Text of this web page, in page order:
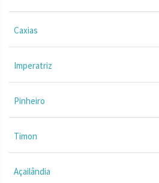
Caxias
Imperatriz
Pinheiro
Timon
Açailândia